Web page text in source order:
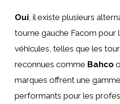
Oui , il existe plusieurs
tourne gauche Facom pour
véhicules, telles que les
reconnues comme Bahco
marques offrent une
performants pour les